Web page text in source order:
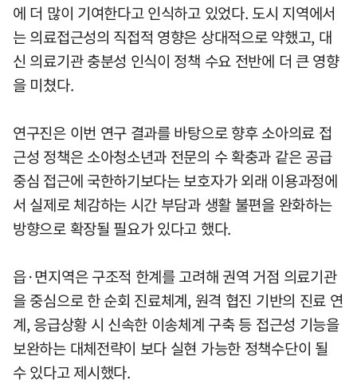
에 더 많이 기여한다고 인식하고 있었다. 도시 지역에서
는 의료접근성의 직접적 영향은 상대적으로 약했고, 대
신 의료기관 충분성 인식이 정책 수요 전반에 더 큰 영향
을 미쳤다.
연구진은 이번 연구 결과를 바탕으로 향후 소아의료 접
근성 정책은 소아청소년과 전문의 수 확충과 같은 공급
중심 접근에 국한하기보다는 보호자가 외래 이용과정에
서 실제로 체감하는 시간 부담과 생활 불편을 완화하는
방향으로 확장될 필요가 있다고 했다.
읍·면지역은 구조적 한계를 고려해 권역 거점 의료기관
을 중심으로 한 순회 진료체계, 원격 협진 기반의 진료 연
계, 응급상황 시 신속한 이송체계 구축 등 접근성 기능을
보완하는 대체전략이 보다 실현 가능한 정책수단이 될
수 있다고 제시했다.